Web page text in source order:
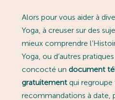
Alors pour vous aider à
Yoga, à creuser sur des
mieux comprendre
Yoga, ou d’autres
concocté un document
gratuitementqui regroupe
recommandations à date,